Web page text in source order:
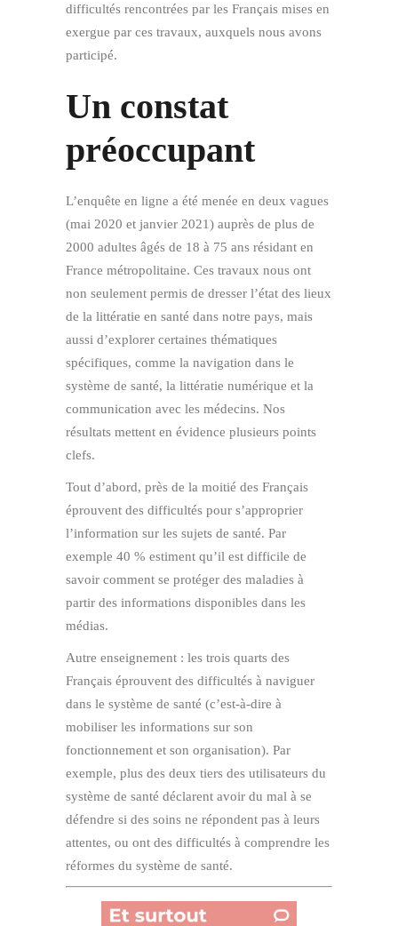
difficultés rencontrées par les Français mises en
exergue par ces travaux, auxquels nous avons
participé.
Un constat
préoccupant
L’enquête en ligne a été menée en deux vagues
(mai 2020 et janvier 2021) auprès de plus de
2000 adultes âgés de 18 à 75 ans résidant en
France métropolitaine. Ces travaux nous ont
non seulement permis de dresser l’état des lieux
de la littératie en santé dans notre pays, mais
aussi d’explorer certaines thématiques
spécifiques, comme la navigation dans le
système de santé, la littératie numérique et la
communication avec les médecins. Nos
résultats mettent en évidence plusieurs points
clefs.
Tout d’abord, près de la moitié des Français
éprouvent des difficultés pour s’approprier
l’information sur les sujets de santé. Par
exemple 40 % estiment qu’il est difficile de
savoir comment se protéger des maladies à
partir des informations disponibles dans les
médias.
Autre enseignement : les trois quarts des
Français éprouvent des difficultés à naviguer
dans le système de santé (c’est-à-dire à
mobiliser les informations sur son
fonctionnement et son organisation). Par
exemple, plus des deux tiers des utilisateurs du
système de santé déclarent avoir du mal à se
défendre si des soins ne répondent pas à leurs
attentes, ou ont des difficultés à comprendre les
réformes du système de santé.